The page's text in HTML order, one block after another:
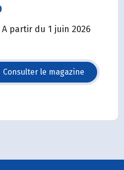
partir du 1 juin 2026
Consulter le magazine
N°140